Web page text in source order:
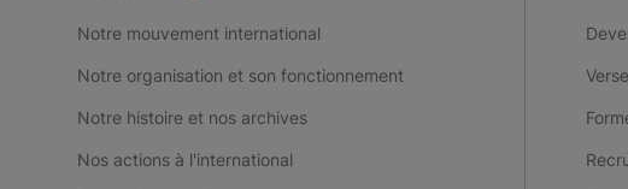
Notre mouvement international
Notre organisation et son fonctionnement
Notre histoire et nos archives
Nos actions à l'international